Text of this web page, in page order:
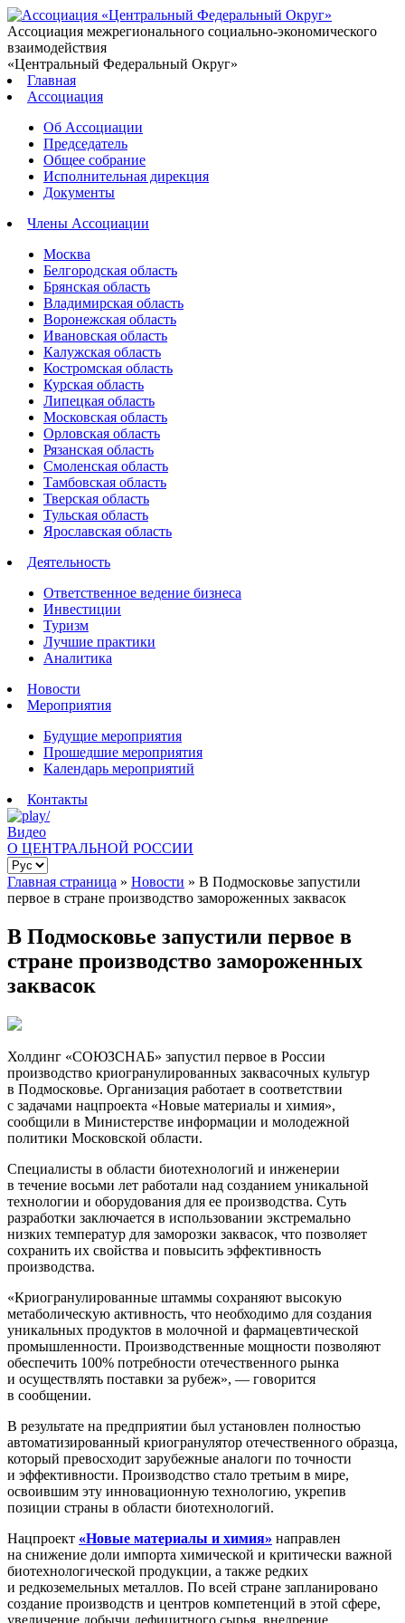
Ассоциация межрегионального социально-экономического
взаимодействия
«Центральный Федеральный Округ»
Главная
Ассоциация
Об Ассоциации
Председатель
Общее собрание
Исполнительная дирекция
Документы
Члены Ассоциации
Москва
Белгородская область
Брянская область
Владимирская область
Воронежская область
Ивановская область
Калужская область
Костромская область
Курская область
Липецкая область
Московская область
Орловская область
Рязанская область
Смоленская область
Тамбовская область
Тверская область
Тульская область
Ярославская область
Деятельность
Ответственное ведение бизнеса
Инвестиции
Туризм
Лучшие практики
Аналитика
Новости
Мероприятия
Будущие мероприятия
Прошедшие мероприятия
Календарь мероприятий
Контакты
Видео
О ЦЕНТРАЛЬНОЙ РОССИИ
Главная страница » Новости » В Подмосковье запустили
первое в стране производство замороженных заквасок
В Подмосковье запустили первое в
стране производство замороженных
заквасок
Холдинг «СОЮЗСНАБ» запустил первое в России
производство криогранулированных заквасочных культур
в Подмосковье. Организация работает в соответствии
с задачами нацпроекта «Новые материалы и химия»,
сообщили в Министерстве информации и молодежной
политики Московской области.
Специалисты в области биотехнологий и инженерии
в течение восьми лет работали над созданием уникальной
технологии и оборудования для ее производства. Суть
разработки заключается в использовании экстремально
низких температур для заморозки заквасок, что позволяет
сохранить их свойства и повысить эффективность
производства.
«Криогранулированные штаммы сохраняют высокую
метаболическую активность, что необходимо для создания
уникальных продуктов в молочной и фармацевтической
промышленности. Производственные мощности позволяют
обеспечить 100% потребности отечественного рынка
и осуществлять поставки за рубеж», — говорится
в сообщении.
В результате на предприятии был установлен полностью
автоматизированный криогранулятор отечественного образца,
который превосходит зарубежные аналоги по точности
и эффективности. Производство стало третьим в мире,
освоившим эту инновационную технологию, укрепив
позиции страны в области биотехнологий.
Нацпроект «Новые материалы и химия» направлен
на снижение доли импорта химической и критически важной
биотехнологической продукции, а также редких
и редкоземельных металлов. По всей стране запланировано
создание производств и центров компетенций в этой сфере,
увеличение добычи дефицитного сырья, внедрение